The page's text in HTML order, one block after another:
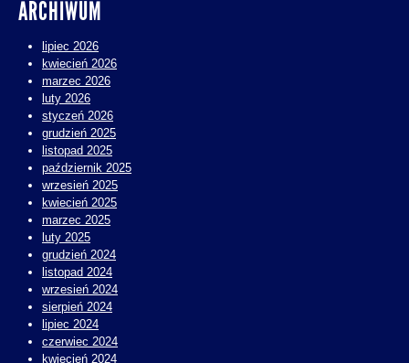
ARCHIWUM
lipiec 2026
kwiecień 2026
marzec 2026
luty 2026
styczeń 2026
grudzień 2025
listopad 2025
październik 2025
wrzesień 2025
kwiecień 2025
marzec 2025
luty 2025
grudzień 2024
listopad 2024
wrzesień 2024
sierpień 2024
lipiec 2024
czerwiec 2024
kwiecień 2024